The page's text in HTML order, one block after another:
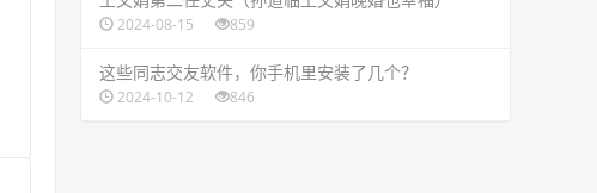
2024-08-15 859
​这些同志交友软件，你手机里安装了几个？
2024-10-12 846